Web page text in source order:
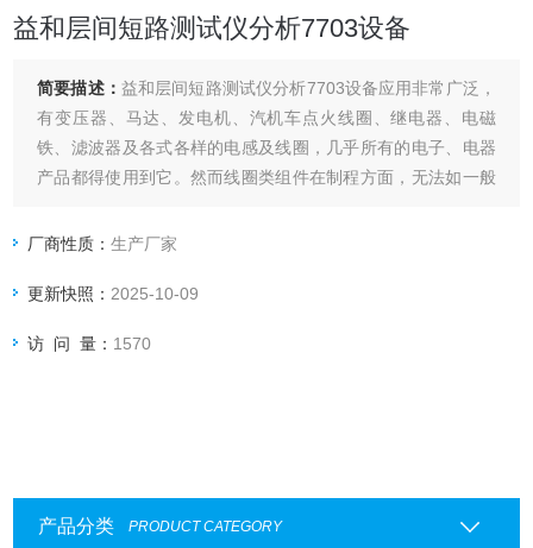
益和层间短路测试仪分析7703设备
简要描述： 益和层间短路测试仪分析7703设备应用非常广泛，
有变压器、马达、发电机、汽机车点火线圈、继电器、电磁
铁、滤波器及各式各样的电感及线圈，几乎所有的电子、电器
产品都得使用到它。然而线圈类组件在制程方面，无法如一般
无法达到质量保证，因而在制程中难免会有不良的情况发生。
厂商性质：生产厂家
更新快照： 2025-10-09
访 问 量： 1570
产品分类 PRODUCT CATEGORY